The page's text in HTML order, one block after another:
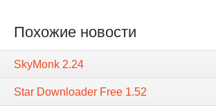
Похожие новости
SkyMonk 2.24
Star Downloader Free 1.52